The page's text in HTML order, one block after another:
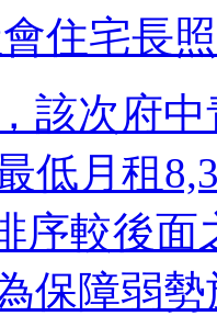
住宅長照
該次府
低月租
序較後
保障弱